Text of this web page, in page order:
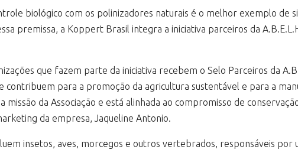
biológico com os polinizadores naturais é o melhor exemplo de
premissa, a Koppert Brasil integra a iniciativa parceiros da
que fazem parte da iniciativa recebem o Selo Parceiros da
contribuem para a promoção da agricultura sustentável e para a
missão da Associação e está alinhada ao compromisso de
da empresa, Jaqueline Antonio.
insetos, aves, morcegos e outros vertebrados, responsáveis por